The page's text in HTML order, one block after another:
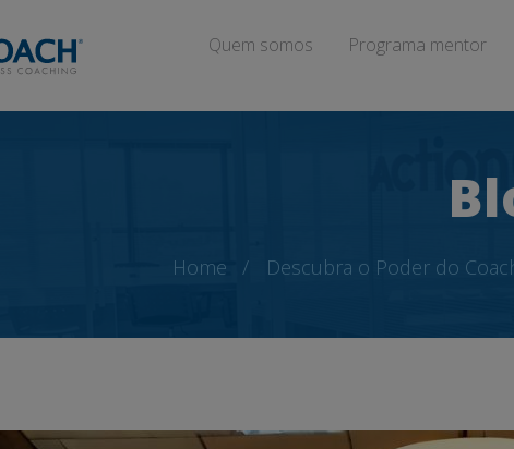
Quem somos Programa mentor
Home Descubra o Poder do